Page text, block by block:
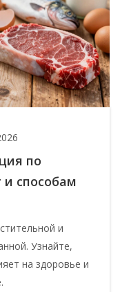
по
и способам
и
Узнайте,
на здоровье и